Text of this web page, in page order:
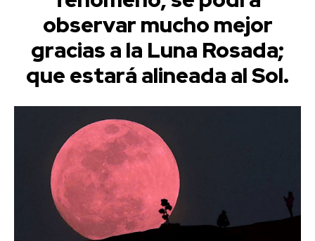
observar mucho mejor
gracias a la Luna Rosada;
que estará alineada al Sol.